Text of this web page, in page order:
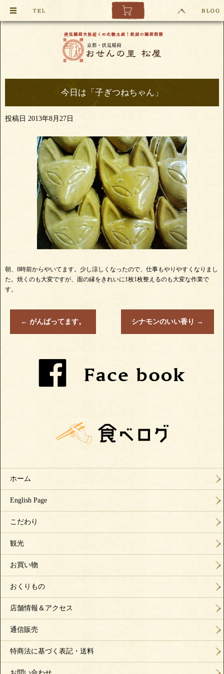
今日は「子ぎつねちゃん」
投稿日 2013年8月27日
朝、8時前からやいてます。少し涼しくなったので、仕事もやりやすくなりまし
た。焼くのも大変ですが、面の縁をきれいに1枚1枚整えるのも大変な作業で
す。
← がんばってます。 シナモンのいい香り →
ホーム
English Page
こだわり
観光
お買い物
おくりもの
店舗情報＆アクセス
通信販売
特商法に基づく表記・送料